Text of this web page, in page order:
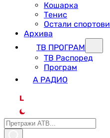
Кошарка
Тенис
Остали спортови
Архива
ТВ ПРОГРАМ
ТВ Распоред
Програм
А РАДИО
L